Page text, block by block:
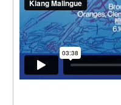
新訊
關於我們
English